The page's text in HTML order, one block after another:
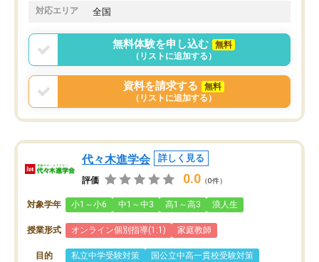
対応エリア 全国
無料体験を申し込む
無料
（リストに追加する）
資料を請求する
無料
（リストに追加する）
代々木進学会 詳しく見る
評価 0.0 （0件）
対象学年 小1～小6 中1～中3 高1～高3 浪人生
授業形式 オンライン個別指導(1:1) 家庭教師
目的 私立中学受験対策
国公立中高一貫校受験対策